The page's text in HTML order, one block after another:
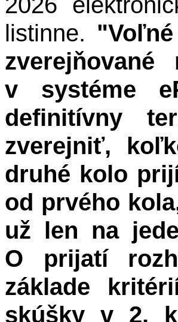
listinne. "
v systéme
definitívny
zverejniť,
druhé kolo
od prvého
už len na
O prijatí
základe
skúšky v 2.